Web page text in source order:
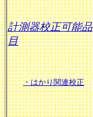
計測器校正可能品
目
・はかり関連校正